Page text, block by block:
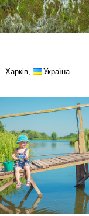
Харків, Україна